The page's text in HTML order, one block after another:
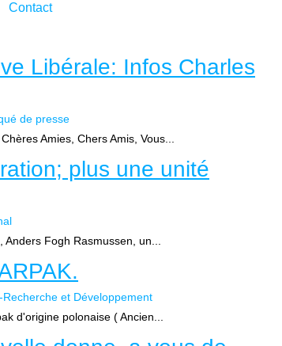
Contact
Libérale: Infos Charles
de presse
Amies, Chers Amis, Vous...
plus une unité
Fogh Rasmussen, un...
Recherche et Développement
d'origine polonaise ( Ancien...